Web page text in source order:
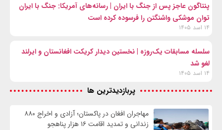
پنتاگون عاجز پس از جنگ با ایران | رسانه‌های آمریکا: جنگ با ایران
توان موشکی واشنگتن را فرسوده کرده است
۱۴ اسد ۱۴۰۵
سلسله مسابقات یک‌روزه | نخستین دیدار کریکت افغانستان و ایرلند
لغو شد
۱۴ اسد ۱۴۰۵
پربازدیدترین ها
مهاجران افغان در پاکستان؛ آزادی و اخراج ۸۸۰
زندانی و تمدید اقامت ۱۶ هزار پناهجو